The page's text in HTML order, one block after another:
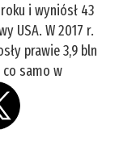
i wyniósł 43
USA. W 2017 r.
prawie 3,9 bln
co samo w